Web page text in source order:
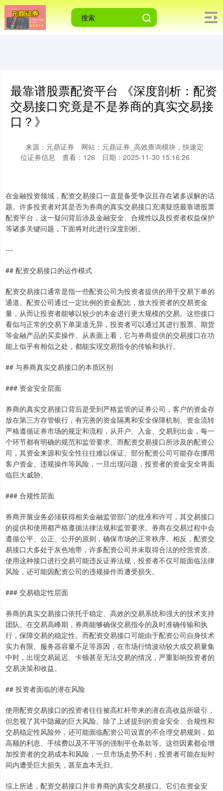
最靠谱股票配资平台 《深度剖析：配资
交易接口究竟是不是券商的真实交易接
口？》
来源：元鼎证券
网站：元鼎证券_高效查询模块，快速定
位证券信息
查看：126 日期：2025-11-30 15:16:26
在金融投资领域，配资交易接口一直是备受争议且存在诸多误解的话
题。许多投资者对其是否为券商的真实交易接口充满疑惑最靠谱股票
配资平台，这一疑问背后涉及金融安全、合规性以及投资者权益保护
等诸多关键问题，下面将对此进行深度剖析。
---
## 配资交易接口的运作模式
配资交易接口通常是指一些配资公司为投资者提供的用于交易下单的
通道。配资公司通过一定比例的资金配比，放大投资者的交易资金
量，从而让投资者能够以较少的本金进行更大规模的交易。这些接口
看似与正常的交易下单渠道无异，投资者可以通过其进行股票、期货
等金融产品的买卖操作。从表面上看，它与券商提供的交易接口在功
能上似乎有相似之处，都能实现交易指令的传输和执行。
## 与券商真实交易接口的本质区别
### 资金安全层面
券商的真实交易接口背后是受到严格监管的证券公司，客户的资金存
放在第三方存管银行，有完善的资金隔离和安全保障机制。资金流转
严格遵循证券市场的规定和流程，从开户、入金、交易到出金，每一
个环节都有明确的规范和监管要求。而配资交易接口所涉及的配资公
司，其资金来源和安全性往往难以保证。部分配资公司可能存在挪用
客户资金、违规操作等风险，一旦出现问题，投资者的资金安全将面
临巨大威胁。
### 合规性层面
券商开展业务必须获得相关金融监管部门的批准和许可，其交易接口
的提供和使用都严格遵循法律法规和监管要求。券商在交易过程中会
遵循公平、公正、公开的原则，确保市场的正常秩序。相反，配资交
易接口大多处于灰色地带，许多配资公司并未取得合法的经营资质。
使用这种接口进行交易可能违反证券法规，投资者不仅可能面临法律
风险，还可能因配资公司的违规操作而遭受损失。
### 交易稳定性层面
券商的真实交易接口依托于稳定、高效的交易系统和强大的技术支持
团队。在交易高峰期，券商能够确保交易指令的及时准确传输和执
行，保障交易的稳定性。而配资交易接口可能由于配资公司自身技术
实力有限、服务器容量不足等原因，在市场行情波动较大或交易量集
中时，出现交易延迟、卡顿甚至无法交易的情况，严重影响投资者的
交易决策和收益。
## 投资者面临的潜在风险
使用配资交易接口的投资者往往被高杠杆带来的潜在高收益所吸引，
但忽视了其中隐藏的巨大风险。除了上述提到的资金安全、合规性和
交易稳定性风险外，还可能面临配资公司设置的不合理交易规则，如
高额的利息、手续费以及不平等的强制平仓条款等。这些因素都会增
加投资者的交易成本和风险，一旦市场走势不利，投资者可能在短时
间内遭受巨大损失，甚至血本无归。
综上所述，配资交易接口并非券商的真实交易接口。它们在资金安
上证综指
深证成指